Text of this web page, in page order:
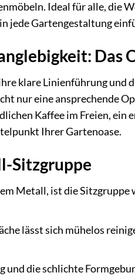
Ideal für alle, die
jede Gartengestaltung
Das
klare Linienführung und
nur eine ansprechende
Kaffee im Freien,
Ihrer Gartenoase.
Sitzgruppe
Metall, ist die
lässt sich mühelos
und die schlichte